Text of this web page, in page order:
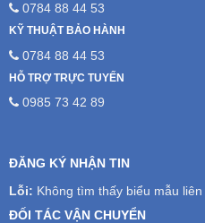
0784 88 44 53
KỸ THUẬT BẢO HÀNH
0784 88 44 53
HỖ TRỢ TRỰC TUYẾN
0985 73 42 89
ĐĂNG KÝ NHẬN TIN
Lỗi: Không tìm thấy biểu mẫu liên
ĐỐI TÁC VẬN CHUYỂN